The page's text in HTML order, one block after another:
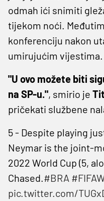
odmah ići snimiti
tijekom noći.
konferenciju nakon
umirujućim vijestima.
"U ovo možete biti
na SP-u.", smirio je
pričekati službene
5 - Despite playing
Neymar is the joint-
2022 World Cup (5,
Chased.#BRA
pic.twitter.com/